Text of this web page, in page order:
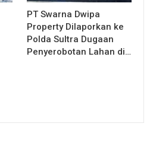
PT Swarna Dwipa
Property Dilaporkan ke
Polda Sultra Dugaan
Penyerobotan Lahan di…